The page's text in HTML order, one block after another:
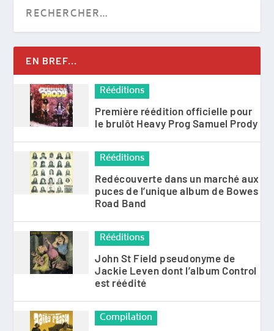
EN BREF...
Rééditions
Première réédition officielle pour
le brulôt Heavy Prog Samuel Prody
Rééditions
Redécouverte dans un marché aux
puces de l’unique album de Bowes
Road Band
Rééditions
John St Field pseudonyme de
Jackie Leven dont l’album Control
est réédité
Compilation